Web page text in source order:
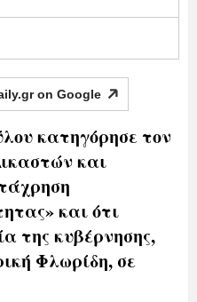
on Google
κατηγόρησε τον
και
και ότι
της κυβέρνησης,
Φλωρίδη, σε